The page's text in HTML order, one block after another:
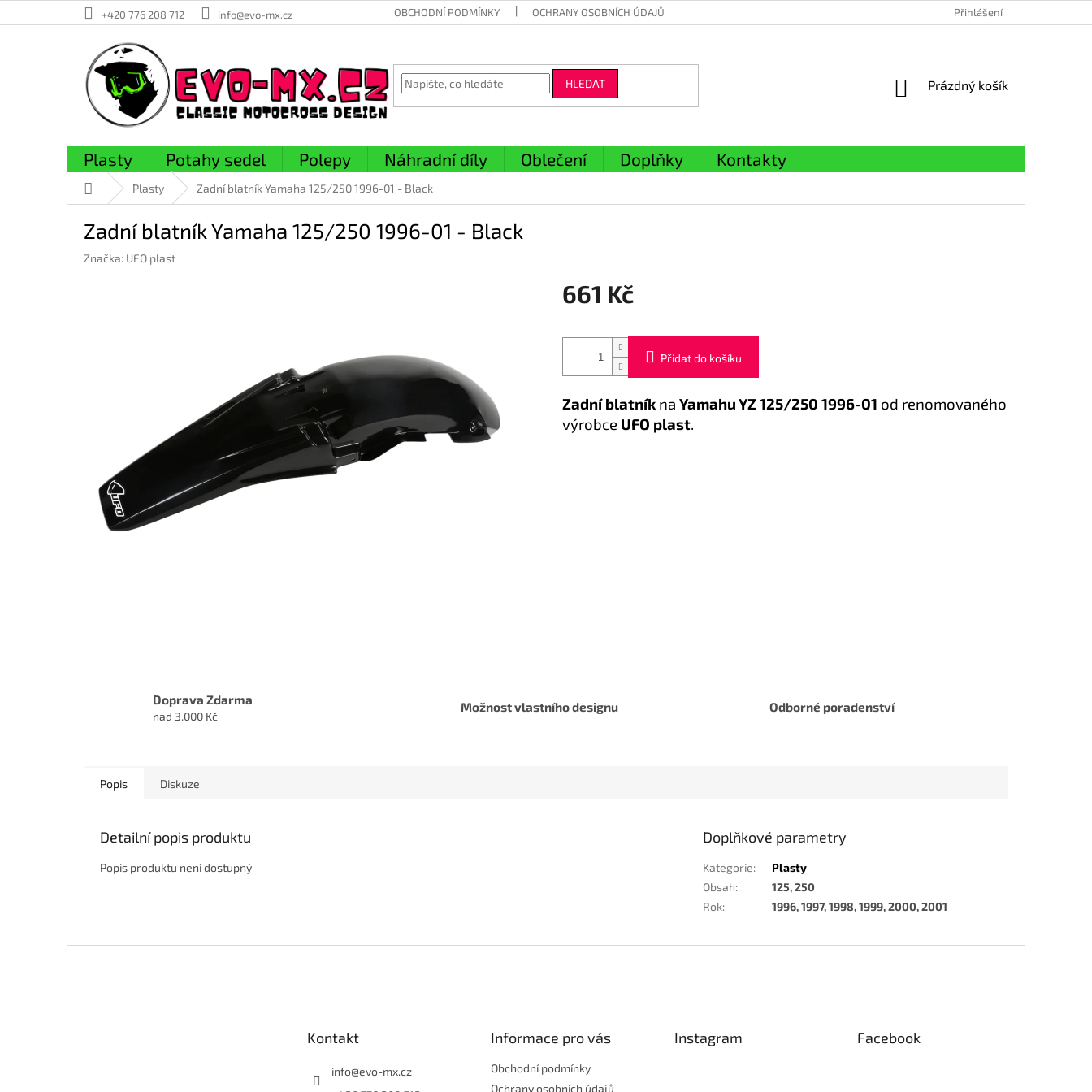
na
+420 776 208 712 info@evo-mx.cz OBCHODNÍ PODMÍNKY OCHRANY OSOBNÍCH ÚDAJŮ Přihlášení
HLEDAT
NÁKUPNÍ
Prázdný košík
Plasty Potahy sedel Polepy Náhradní díly Oblečení Doplňky Kontakty
Domů Plasty Zadní blatník Yamaha 125/250 1996-01 - Black
Zadní blatník Yamaha 125/250 1996-01 - Black
Značka: UFO plast
661 Kč
cena:
Přidat do košíku
Zadní blatník na Yamahu YZ 125/250 1996-01 od renomovaného
výrobce UFO plast.
Doprava Zdarma
nad 3.000 Kč
Možnost vlastního designu Odborné poradenství
Popis Diskuze
Detailní popis produktu
Popis produktu není dostupný
Doplňkové parametry
Kategorie:
Plasty
Obsah:
125, 250
Rok: 1996, 1997, 1998, 1999, 2000, 2001
Kontakt
info@evo-mx.cz
Informace pro vás
Obchodní podmínky
Ochrany osobních údajů
Instagram Facebook